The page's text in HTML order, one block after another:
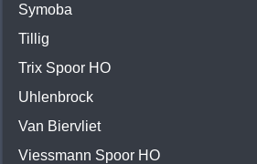
Symoba
Tillig
Trix Spoor HO
Uhlenbrock
Van Biervliet
Viessmann Spoor HO